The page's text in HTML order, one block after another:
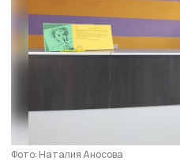
Фото: Наталия Аносова